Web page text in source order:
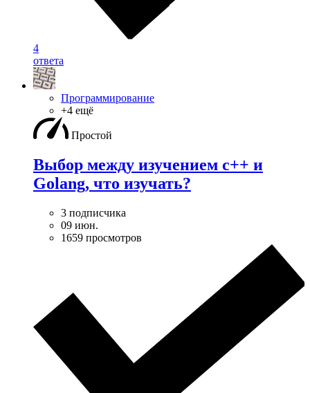
4
ответа
Программирование
+4 ещё
Простой
Выбор между изучением c++ и
Golang, что изучать?
3 подписчика
09 июн.
1659 просмотров